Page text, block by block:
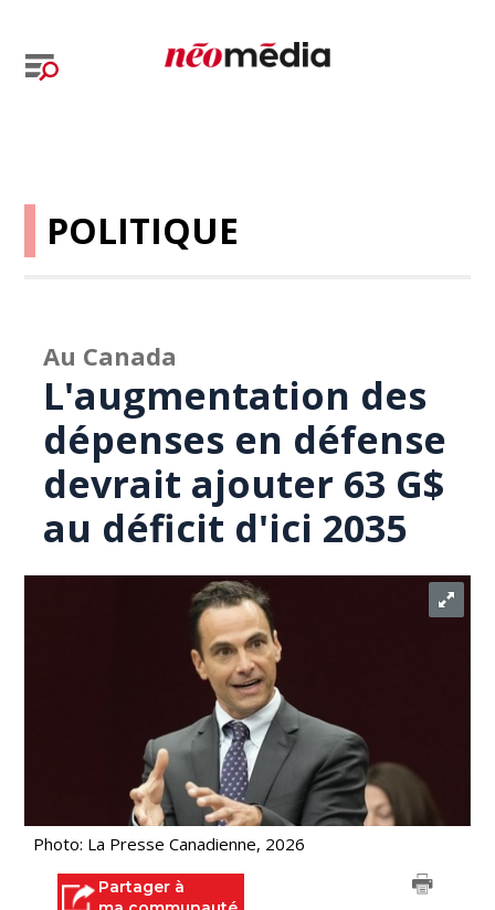
POLITIQUE
Au Canada
L'augmentation des
dépenses en défense
devrait ajouter 63 G$
au déficit d'ici 2035
Photo: La Presse Canadienne, 2026
Partager à